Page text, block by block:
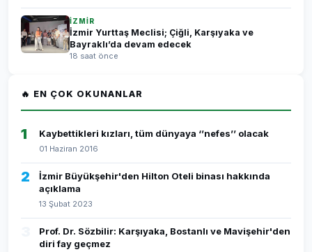
İZMİR
İzmir Yurttaş Meclisi; Çiğli, Karşıyaka ve
Bayraklı’da devam edecek
18 saat önce
🔥 EN ÇOK OKUNANLAR
1 Kaybettikleri kızları, tüm dünyaya ‘’nefes’’ olacak
01 Haziran 2016
2
İzmir Büyükşehir'den Hilton Oteli binası hakkında
açıklama
13 Şubat 2023
Prof. Dr. Sözbilir: Karşıyaka, Bostanlı ve Mavişehir'den
diri fay geçmez